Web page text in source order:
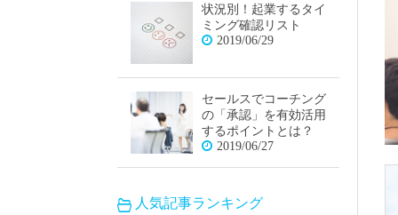
状況別！起業するタイ
ミング確認リスト
2019/06/29
セールスでコーチング
の「承認」を有効活用
するポイントとは？
2019/06/27
人気記事ランキング